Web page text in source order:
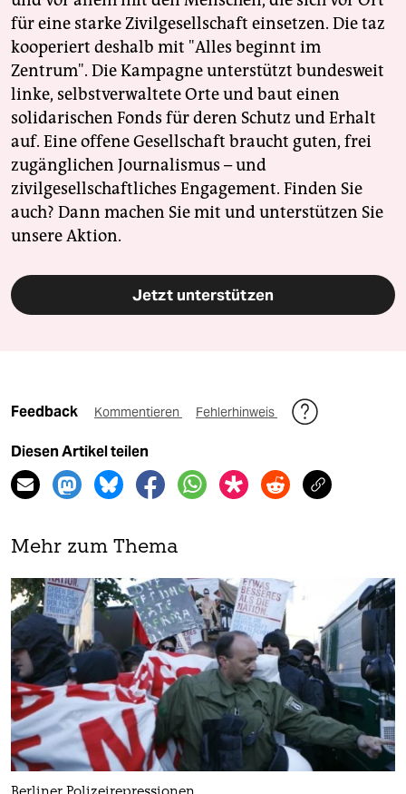
für eine starke Zivilgesellschaft einsetzen. Die taz
kooperiert deshalb mit "Alles beginnt im
Zentrum". Die Kampagne unterstützt bundesweit
linke, selbstverwaltete Orte und baut einen
solidarischen Fonds für deren Schutz und Erhalt
auf. Eine offene Gesellschaft braucht guten, frei
zugänglichen Journalismus – und
zivilgesellschaftliches Engagement. Finden Sie
auch? Dann machen Sie mit und unterstützen Sie
unsere Aktion.
Jetzt unterstützen
Feedback Kommentieren Fehlerhinweis
Diesen Artikel teilen
Mehr zum Thema